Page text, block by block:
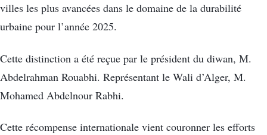
villes les plus avancées dans le domaine de la durabilité
urbaine pour l’année 2025.
Cette distinction a été reçue par le président du diwan, M.
Abdelrahman Rouabhi. Représentant le Wali d’Alger, M.
Mohamed Abdelnour Rabhi.
Cette récompense internationale vient couronner les efforts